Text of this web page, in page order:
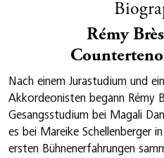
Rémy
Nach einem Jurastudium und
Akkordeonisten begann Rémy
Gesangsstudium bei Magali
es bei Mareike Schellenberger
ersten Bühnenerfahrungen